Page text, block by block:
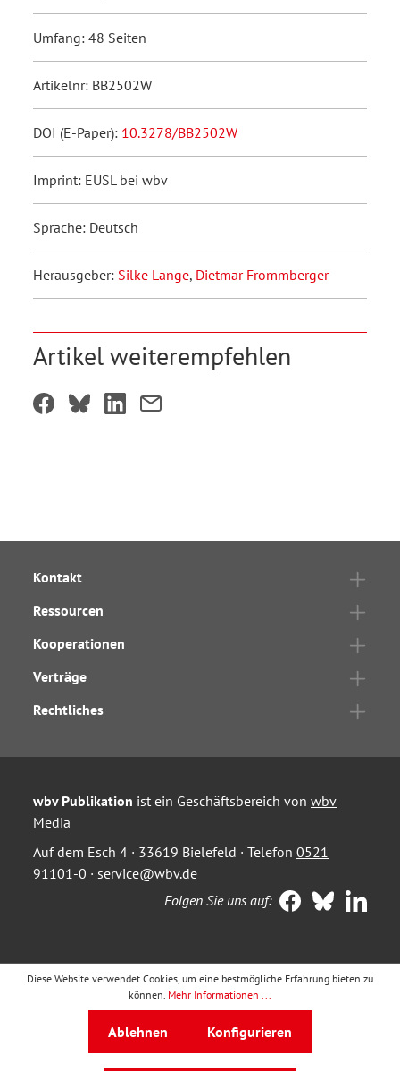
Umfang: 48 Seiten
Artikelnr: BB2502W
DOI (E-Paper): 10.3278/BB2502W
Imprint: EUSL bei wbv
Sprache: Deutsch
Herausgeber: Silke Lange, Dietmar Frommberger
Artikel weiterempfehlen
Kontakt
Ressourcen
Kooperationen
Verträge
Rechtliches
wbv Publikation ist ein Geschäftsbereich von wbv
Media
Auf dem Esch 4 · 33619 Bielefeld · Telefon 0521
91101-0 · service@wbv.de
Folgen Sie uns auf:
Diese Website verwendet Cookies, um eine bestmögliche Erfahrung bieten zu
können. Mehr Informationen ...
Ablehnen Konfigurieren